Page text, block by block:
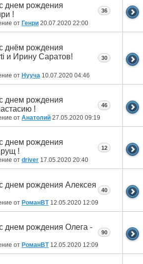
днем рождения
!
от Генри 20.07.2020 22:00
36
днём рождения
и Ирину Саратов!
от Нууча 10.07.2020 04:46
30
днем рождения
!
от Анатолий 27.05.2020 09:19
46
днем рождения
!
от driver 17.05.2020 20:40
12
днем рождения Алексея
от РоманВТ12.05.2020 12:09
40
днем рождения Олега -
от РоманВТ12.05.2020 12:09
90